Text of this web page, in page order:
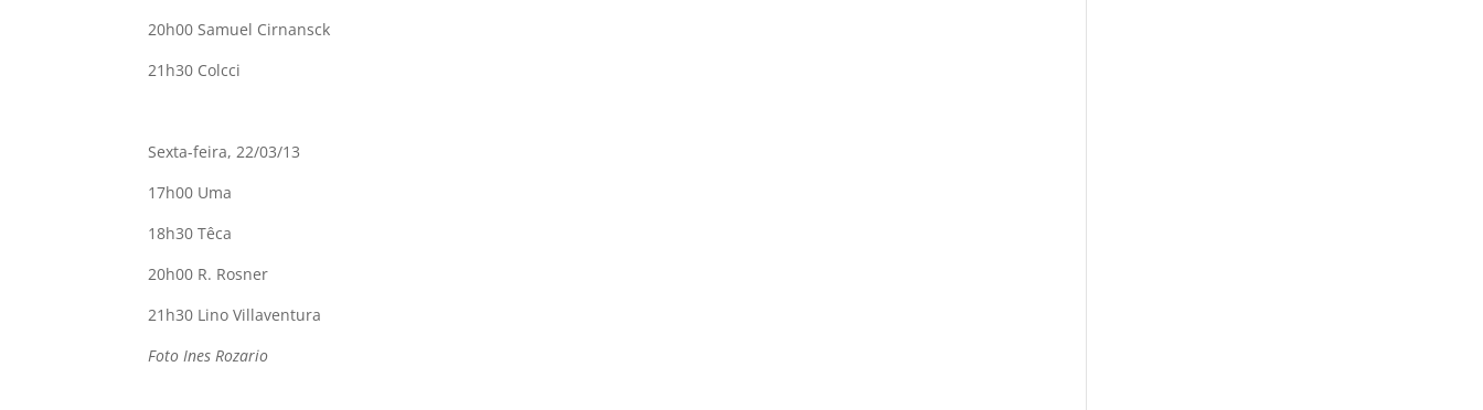
20h00 Samuel Cirnansck
21h30 Colcci
Sexta-feira, 22/03/13
17h00 Uma
18h30 Têca
20h00 R. Rosner
21h30 Lino Villaventura
Foto Ines Rozario